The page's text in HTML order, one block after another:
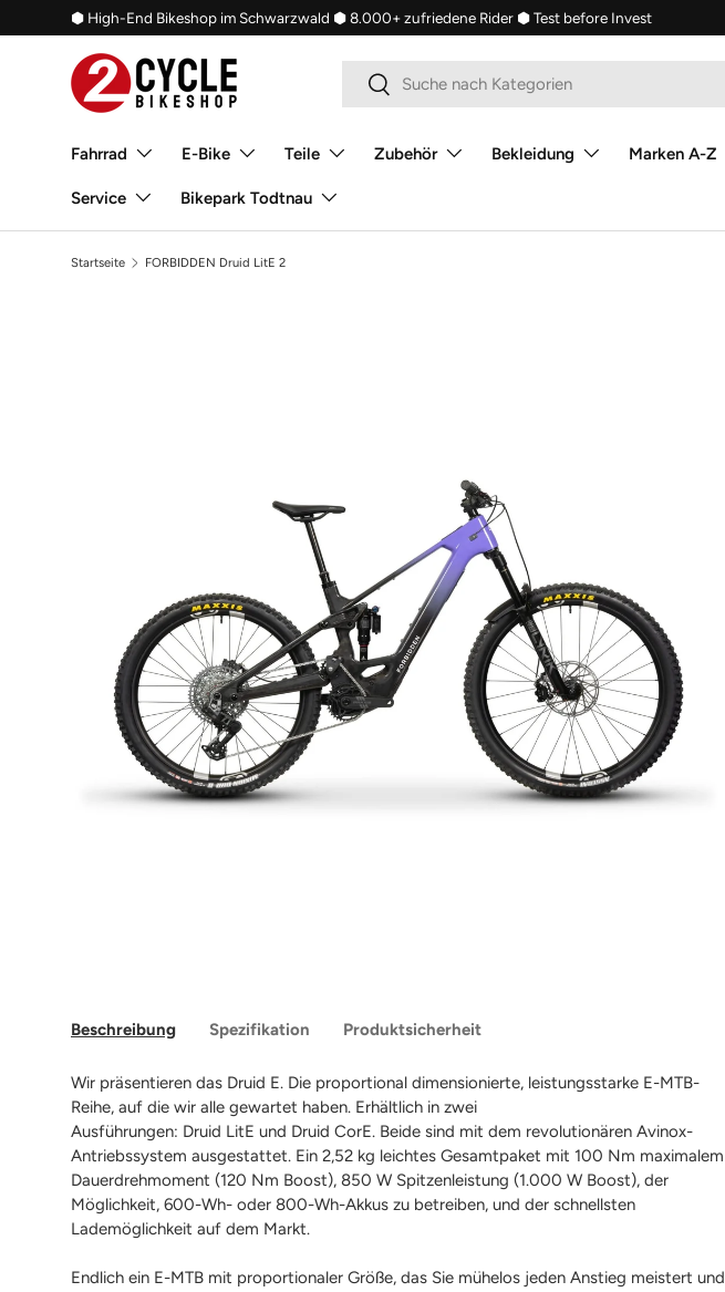
Direkt zum Inhalt
⬢ High-End Bikeshop im Schwarzwald ⬢ 8.000+ zufriedene Rider ⬢ Test before Invest
Suchen
Suchen
Fahrrad E-Bike Teile Zubehör Bekleidung Marken A-Z
Service Bikepark Todtnau
Startseite FORBIDDEN Druid LitE 2
Beschreibung Spezifikation Produktsicherheit
Wir präsentieren das Druid E. Die proportional dimensionierte, leistungsstarke E-MTB-
Reihe, auf die wir alle gewartet haben. Erhältlich in zwei
Ausführungen: Druid LitE und Druid CorE. Beide sind mit dem revolutionären Avinox-
Antriebssystem ausgestattet. Ein 2,52 kg leichtes Gesamtpaket mit 100 Nm maximalem
Dauerdrehmoment (120 Nm Boost), 850 W Spitzenleistung (1.000 W Boost), der
Möglichkeit, 600-Wh- oder 800-Wh-Akkus zu betreiben, und der schnellsten
Lademöglichkeit auf dem Markt.
Endlich ein E-MTB mit proportionaler Größe, das Sie mühelos jeden Anstieg meistert und